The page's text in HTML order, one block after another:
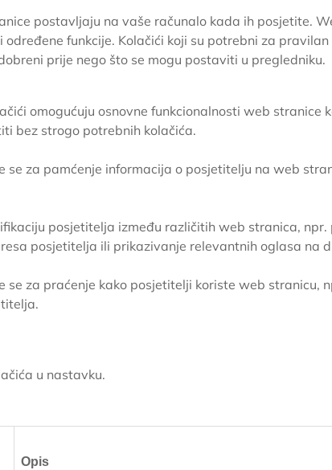
postavljaju na vaše računalo kada ih posjetite.
funkcije. Kolačići koji su potrebni za
prije nego što se mogu postaviti u pregledniku.
omogućuju osnovne funkcionalnosti web
bez strogo potrebnih kolačića.
se za pamćenje informacija o posjetitelju na web
posjetitelja između različitih web stranica,
posjetitelja ili prikazivanje relevantnih oglasa na
se za praćenje kako posjetitelji koriste web stranicu,
u nastavku.
Opis